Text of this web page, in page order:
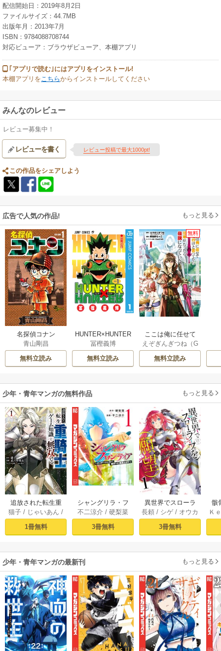
配信開始日：2019年8月2日
ファイルサイズ：44.7MB
出版年月：2013年7月
ISBN：9784088708744
対応ビューア：ブラウザビューア、本棚アプリ
｢アプリで読む｣にはアプリをインストール!
本棚アプリをこちらからインストールしてください
みんなのレビュー
レビュー募集中！
レビューを書く レビュー投稿で最大1000pt!
この作品をシェアしよう
広告で人気の作品! もっと見る
名探偵コナン
青山剛昌
無料立読み
HUNTER×HUNTER
モノクロ版
冨樫義博
無料立読み
無料
ここは俺に任せて
先に行けと言って
から10年がたった
ら伝説になってい
えぞぎんぎつね（G
Aノベル／SBクリ
エイティブ刊）
eCHA
無料立読み
少年・青年マンガの無料作品 もっと見る
追放された転生重
騎士はゲーム知識
で無双する（１）
猫子 / じゃいあん /
武六甲理衣
1冊無料
シャングリラ・フ
ロンティア（１）
～クソゲーハン
ター、神ゲーに挑
不二涼介 /硬梨菜
3冊無料
異世界でスローラ
イフを（願望） 1
長頼 / シゲ / オウカ
3冊無料
骸
異
Ｋ
少年・青年マンガの最新刊 もっと見る